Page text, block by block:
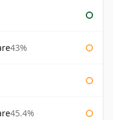
43%
45.4%